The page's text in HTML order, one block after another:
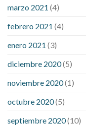
marzo 2021 (4)
febrero 2021 (4)
enero 2021 (3)
diciembre 2020(5)
noviembre 2020(1)
octubre 2020(5)
septiembre 2020(10)